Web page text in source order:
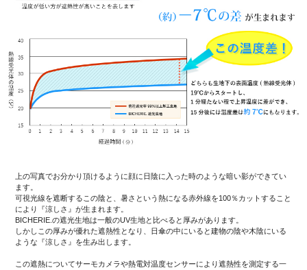
上の写真でお分かり頂けるように顔に日陰に入った時のような暗い影ができてい
ます。
可視光線を遮断するこの陰と、暑さという熱になる赤外線を100％カットすること
により『涼しさ』が生まれます。
BICHERIE.の遮光生地は一般のUV生地と比べると厚みがあります。
しかしこの厚みが優れた遮熱性となり、日傘の中にいると建物の陰や木陰にいる
ような『涼しさ』を生み出します。
この遮熱についてサーモカメラや熱電対温度センサーにより遮熱性を測定する一